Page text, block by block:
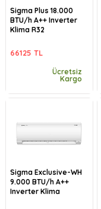
Sigma Plus 18.000
BTU/h A++ Inverter
Klima R32
66125 TL
Ücretsiz
Kargo
Sigma Exclusive-WH
9.000 BTU/h A++
Inverter Klima